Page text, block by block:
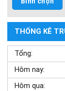
THỐNG KÊ
Tổng:
Hôm nay:
Hôm qua: